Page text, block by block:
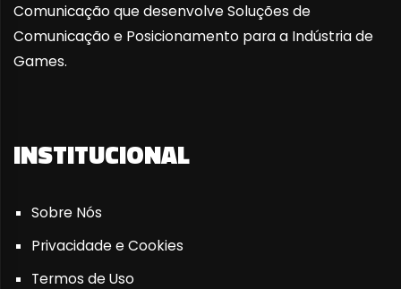
Comunicação que desenvolve Soluções de
Comunicação e Posicionamento para a Indústria de
Games.
INSTITUCIONAL
Sobre Nós
Privacidade e Cookies
Termos de Uso